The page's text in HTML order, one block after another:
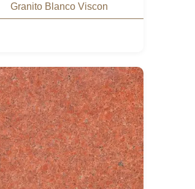
Granito Blanco Viscon